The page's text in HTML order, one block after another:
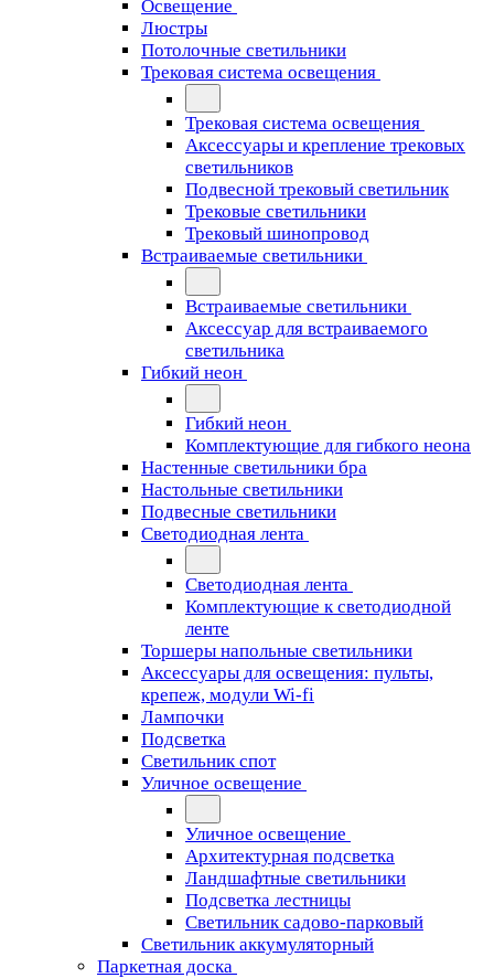
Освещение
Люстры
Потолочные светильники
Трековая система освещения
Трековая система освещения
Аксессуары и крепление трековых
светильников
Подвесной трековый светильник
Трековые светильники
Трековый шинопровод
Встраиваемые светильники
Встраиваемые светильники
Аксессуар для встраиваемого
светильника
Гибкий неон
Гибкий неон
Комплектующие для гибкого неона
Настенные светильники бра
Настольные светильники
Подвесные светильники
Светодиодная лента
Светодиодная лента
Комплектующие к светодиодной
ленте
Торшеры напольные светильники
Аксессуары для освещения: пульты,
крепеж, модули Wi-fi
Лампочки
Подсветка
Светильник спот
Уличное освещение
Уличное освещение
Архитектурная подсветка
Ландшафтные светильники
Подсветка лестницы
Светильник садово-парковый
Светильник аккумуляторный
Паркетная доска